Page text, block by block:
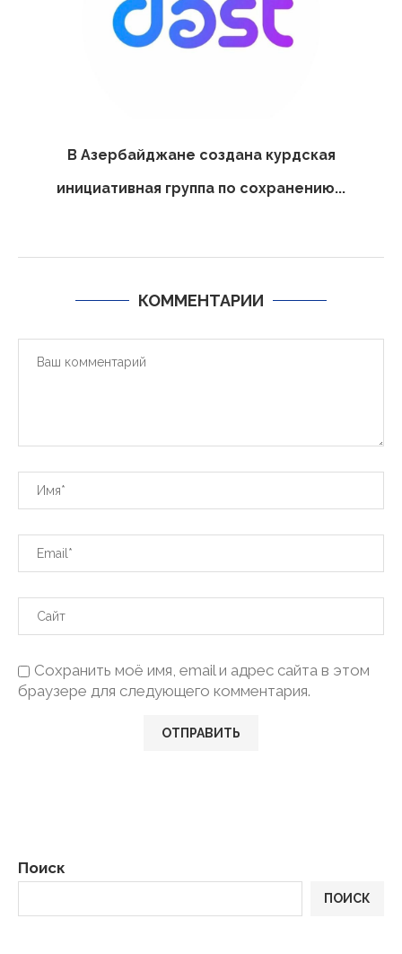
В Азербайджане создана курдская
инициативная группа по сохранению...
КОММЕНТАРИИ
Сохранить моё имя, email и адрес сайта в этом
браузере для следующего комментария.
Поиск
ПОИСК